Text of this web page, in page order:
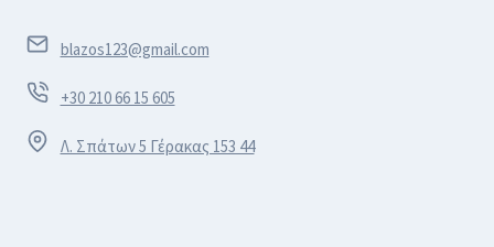
blazos123@gmail.com
+30 210 66 15 605
Λ. Σπάτων 5 Γέρακας 153 44